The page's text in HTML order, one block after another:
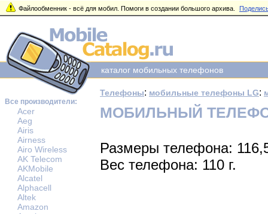
Файлообменник - всё для мобил. Помоги в создании большого архива.
Все производители:
Acer
Aeg
Airis
Airness
Airo Wireless
AK Telecom
AKMobile
Alcatel
Alphacell
Altek
Amazon
каталог мобильных телефонов
Телефоны: мобильные телефоны LG:
МОБИЛЬНЫЙ
Размеры телефона:
Вес телефона: 110 г.